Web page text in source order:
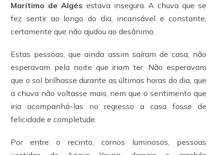
Marítimo de Algés estava insegura. A chuva que se
fez sentir ao longo do dia, incansável e constante,
certamente que não ajudou ao desânimo.
Estas pessoas, que ainda assim saíram de casa, não
esperavam pela noite que iriam ter. Não esperavam
que o sol brilhasse durante as últimas horas do dia, que
a chuva não voltasse mais, nem que o sentimento que
iria acompanhá-las no regresso a casa fosse de
felicidade e completude.
Por entre o recinto, cornos luminosos, pessoas